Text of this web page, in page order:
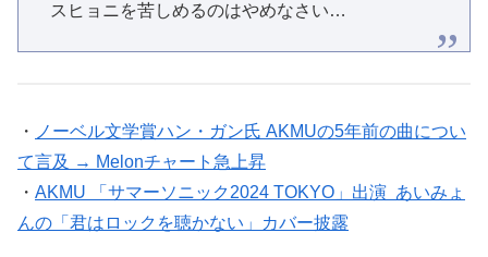
スヒョニを苦しめるのはやめなさい…
・ ノーベル文学賞ハン・ガン氏 AKMUの5年前の曲につい
て言及 → Melonチャート急上昇
・ AKMU 「サマーソニック2024 TOKYO」出演 あいみょ
んの「君はロックを聴かない」カバー披露